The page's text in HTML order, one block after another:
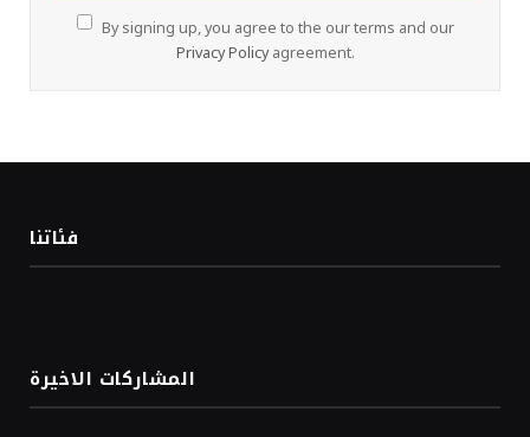
By signing up, you agree to the our terms and our
Privacy Policyagreement.
فئاتنا
المشاركات الاخيرة